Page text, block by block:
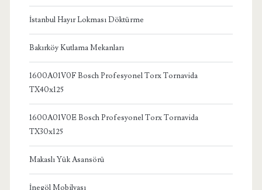
İstanbul Hayır Lokması Döktürme
Bakırköy Kutlama Mekanları
1600A01V0F Bosch Profesyonel Torx Tornavida
TX40x125
1600A01V0E Bosch Profesyonel Torx Tornavida
TX30x125
Makaslı Yük Asansörü
İnegöl Mobilyası